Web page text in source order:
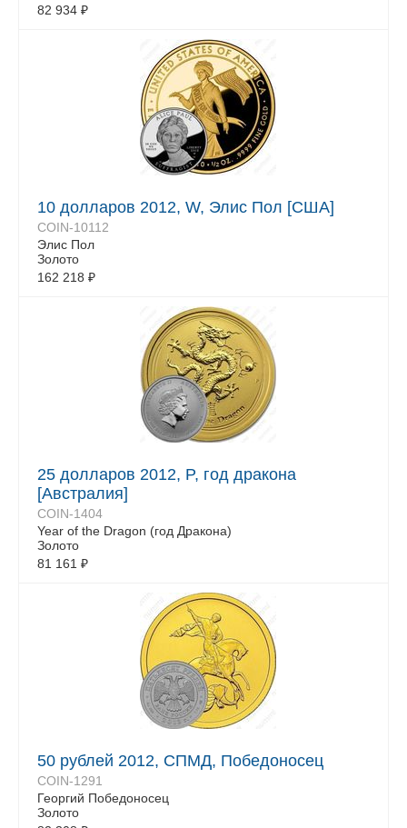
82 934 ₽
10 долларов 2012, W, Элис Пол [США]
COIN-10112
Элис Пол
Золото
162 218 ₽
25 долларов 2012, P, год дракона
[Австралия]
COIN-1404
Year of the Dragon (год Дракона)
Золото
81 161 ₽
50 рублей 2012, СПМД, Победоносец
COIN-1291
Георгий Победоносец
Золото